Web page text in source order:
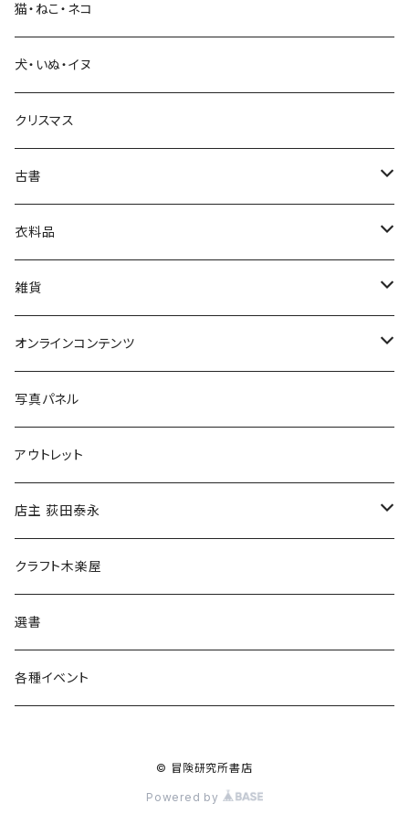
生活・暮らし
芸術・絵画・写真
絵本・児童書
娯楽・エンターテインメント
猫・ねこ・ネコ
犬・いぬ・イヌ
クリスマス
古書
古書セット
美術
衣料品
POLEWARDS
Tシャツ
雑貨
バッグ
ブックカバー
マグカップ
傘
食料品
その他
オンラインコンテンツ
冒険クロストーク
写真パネル
アウトレット
店主 荻田泰永
書籍
ウェア
クラフト木楽屋
選書
各種イベント
© 冒険研究所書店
Powered by